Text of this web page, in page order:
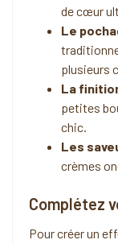
de cœur
Le
plusieurs
La
petites
chic.
Les
crèmes
Complétez
Pour créer un